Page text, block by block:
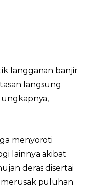
langganan banjir
langsung
ungkapnya,
menyoroti
lainnya akibat
deras disertai
puluhan